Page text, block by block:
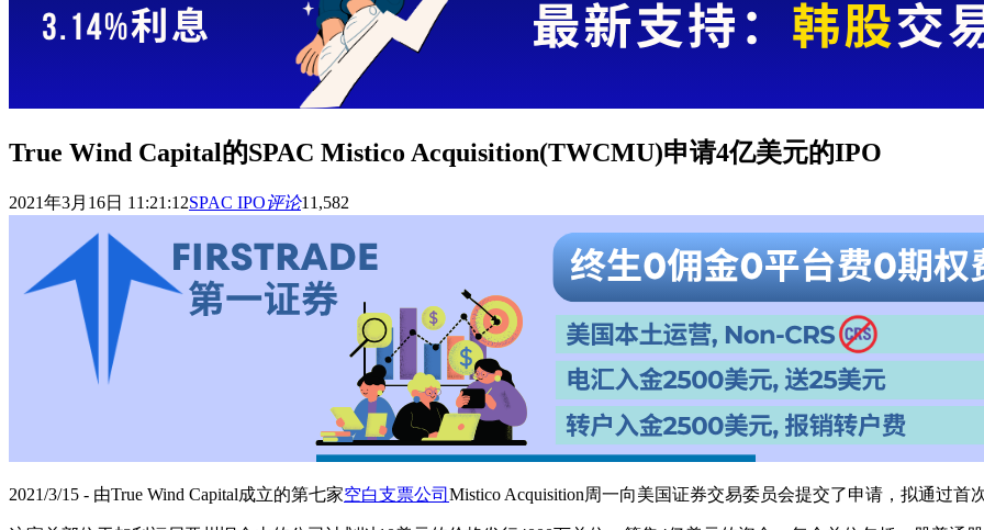
True Wind Capital的SPAC Mistico Acquisition(TWCMU)申请4亿美元的IPO
2021年3月16日 11:21:12SPAC IPO评论11,582
2021/3/15 - 由True Wind Capital成立的第七家空白支票公司 Mistico Acquisition周一向美国证券交易委员会提交了申请，拟通过首